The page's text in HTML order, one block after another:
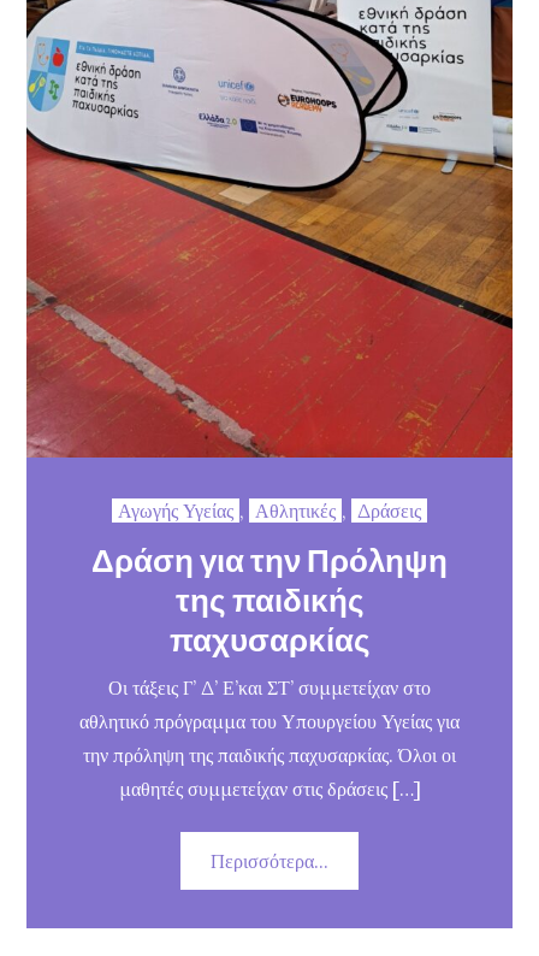
Αγωγής Υγείας , Αθλητικές , Δράσεις
Δράση για την Πρόληψη
της παιδικής
παχυσαρκίας
Οι τάξεις Γ’ Δ’ Ε’και ΣΤ’ συμμετείχαν στο
αθλητικό πρόγραμμα του Υπουργείου Υγείας για
την πρόληψη της παιδικής παχυσαρκίας. Όλοι οι
μαθητές συμμετείχαν στις δράσεις […]
Περισσότερα...